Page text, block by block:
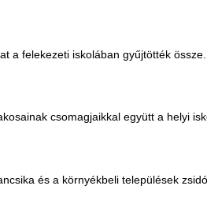
a felekezeti iskolában gyűjtötték
csomagjaikkal együtt a helyi
és a környékbeli települések